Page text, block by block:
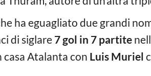
ha eguagliato due grandi
di siglare7 gol in 7 partite
casa Atalanta con Luis Muriel